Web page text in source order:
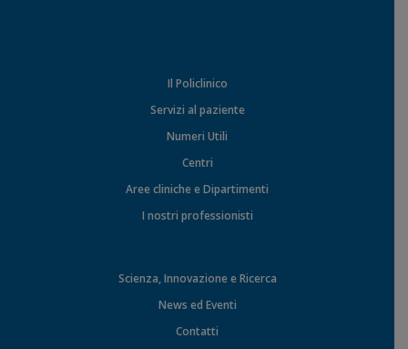
Il Policlinico
Servizi al paziente
Numeri Utili
Centri
Aree cliniche e Dipartimenti
I nostri professionisti
Scienza, Innovazione e Ricerca
News ed Eventi
Contatti